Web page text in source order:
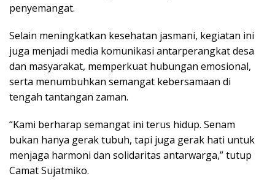
penyemangat.
Selain meningkatkan kesehatan jasmani, kegiatan ini
juga menjadi media komunikasi antarperangkat desa
dan masyarakat, memperkuat hubungan emosional,
serta menumbuhkan semangat kebersamaan di
tengah tantangan zaman.
“Kami berharap semangat ini terus hidup. Senam
bukan hanya gerak tubuh, tapi juga gerak hati untuk
menjaga harmoni dan solidaritas antarwarga,” tutup
Camat Sujatmiko.